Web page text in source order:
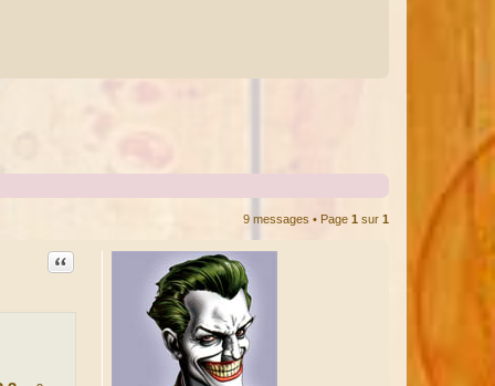
9 messages • Page 1 sur 1
Citation